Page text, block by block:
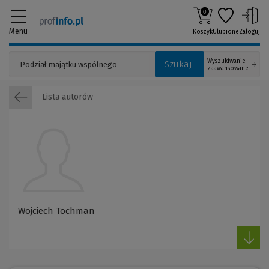
Menu
Szukaj
Wyszukiwanie
zaawansowane
0
KoszykUlubioneZaloguj
Wojciech Tochman
Lista autorów